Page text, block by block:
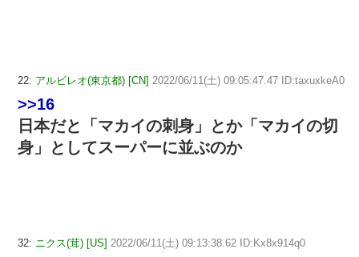
22: アルビレオ(東京都) [CN] 2022/06/11(土) 09:05:47.47 ID:taxuxkeA0
>>16
日本だと「マカイの刺身」とか「マカイの切
身」としてスーパーに並ぶのか
32: ニクス(茸) [US] 2022/06/11(土) 09:13:38.62 ID:Kx8x914q0